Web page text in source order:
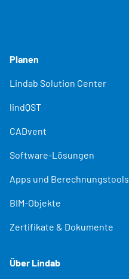
Planen
Lindab Solution Center
lindQST
CADvent
Software-Lösungen
Apps und Berechnungstools
BIM-Objekte
Zertifikate & Dokumente
Über Lindab